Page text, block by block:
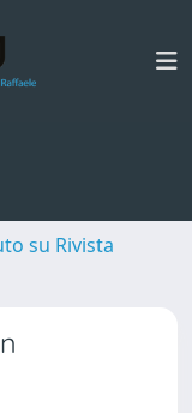
su Rivista